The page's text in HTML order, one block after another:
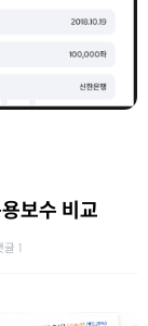
보수 비교
글 1